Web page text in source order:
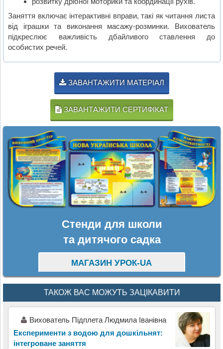
Заняття включає інтерактивні вправи, такі як читання листа
від іграшки та виконання масажу-розминки. Вихователь
підкреслює важливість дбайливого ставлення до
особистих речей.
ЗАВАНТАЖИТИ МАТЕРІАЛ
ЗАВАНТАЖИТИ СЕРТИФІКАТ
Стенди для школи
та дитячого садка
МАГАЗИН УРОК-UA
ТАКОЖ ВАС МОЖУТЬ ЗАЦІКАВИТИ
Вихователь Підплета Людмила Іванівна
Експерименти з водою для дошкільнят:
інтегроване заняття